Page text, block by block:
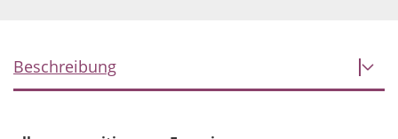
Beschreibung